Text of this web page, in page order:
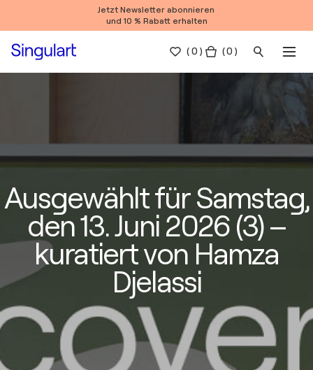
Jetzt Newsletter abonnieren
und 10 % Rabatt erhalten
(0 ) ( 0 )
Ausgewählt für Samstag,
den 13. Juni 2026 (3) –
kuratiert von Hamza
Djelassi